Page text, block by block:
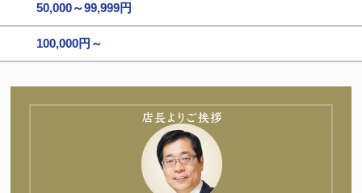
50,000～99,999円
100,000円～